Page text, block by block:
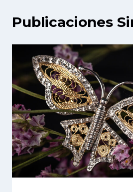
Publicaciones